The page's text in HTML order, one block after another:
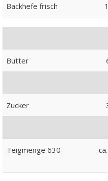
Backhefe frisch
Butter
Zucker
Teigmenge 630